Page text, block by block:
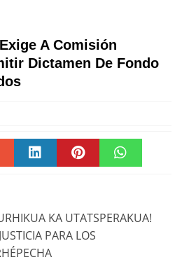
A Comisión
Dictamen De Fondo
KA UTATSPERAKUA!
PARA LOS